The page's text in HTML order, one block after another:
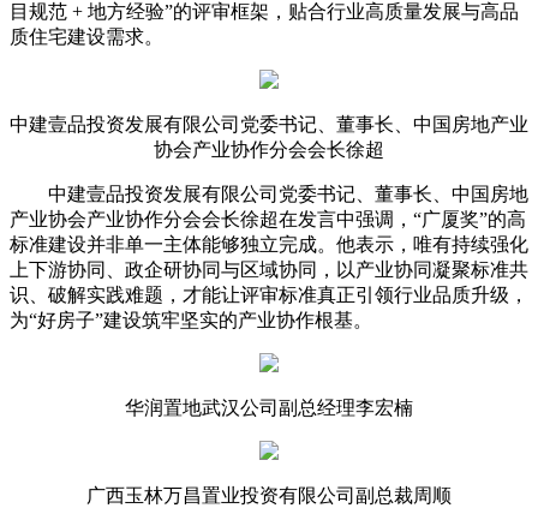
目规范 + 地方经验”的评审框架，贴合行业高质量发展与高品
质住宅建设需求。
中建壹品投资发展有限公司党委书记、董事长、中国房地产业
协会产业协作分会会长徐超
中建壹品投资发展有限公司党委书记、董事长、中国房地
产业协会产业协作分会会长徐超在发言中强调，“广厦奖”的高
标准建设并非单一主体能够独立完成。他表示，唯有持续强化
上下游协同、政企研协同与区域协同，以产业协同凝聚标准共
识、破解实践难题，才能让评审标准真正引领行业品质升级，
为“好房子”建设筑牢坚实的产业协作根基。
华润置地武汉公司副总经理李宏楠
广西玉林万昌置业投资有限公司副总裁周顺